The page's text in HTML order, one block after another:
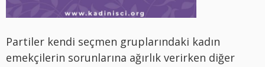
Partiler kendi seçmen gruplarındaki kadın
emekçilerin sorunlarına ağırlık verirken diğer